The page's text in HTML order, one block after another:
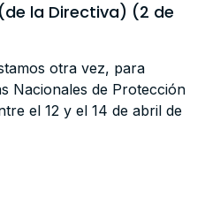
la Directiva) (2 de
otra vez, para
Nacionales de Protección
el 12 y el 14 de abril de